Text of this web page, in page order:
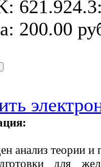
200.00
анализ теории и
для